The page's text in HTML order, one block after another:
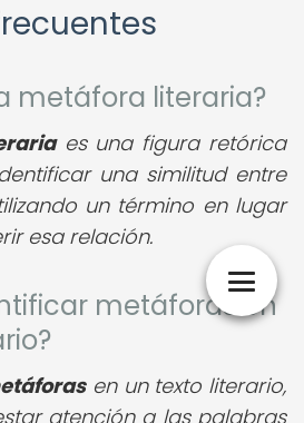
metáfora literaria?
es una figura retórica
una similitud entre
un término en lugar
esa relación.
metáforas en
en un texto literario,
atención a las palabras